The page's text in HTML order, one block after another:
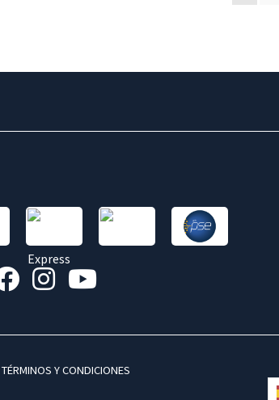
TÉRMINOS Y CONDICIONES